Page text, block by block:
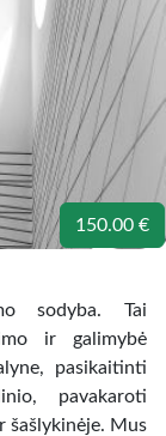
150.00 €
sodyba. Tai
ir galimybė
pasikaitinti
pavakaroti
šašlykinėje. Mus